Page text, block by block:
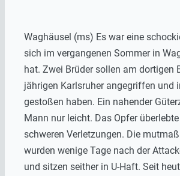
Waghäusel (ms) Es war eine
sich im vergangenen Sommer in
hat. Zwei Brüder sollen am dortigen
jährigen Karlsruher angegriffen und
gestoßen haben. Ein nahender
Mann nur leicht. Das Opfer
schweren Verletzungen. Die
wurden wenige Tage nach der
und sitzen seither in U-Haft. Seit